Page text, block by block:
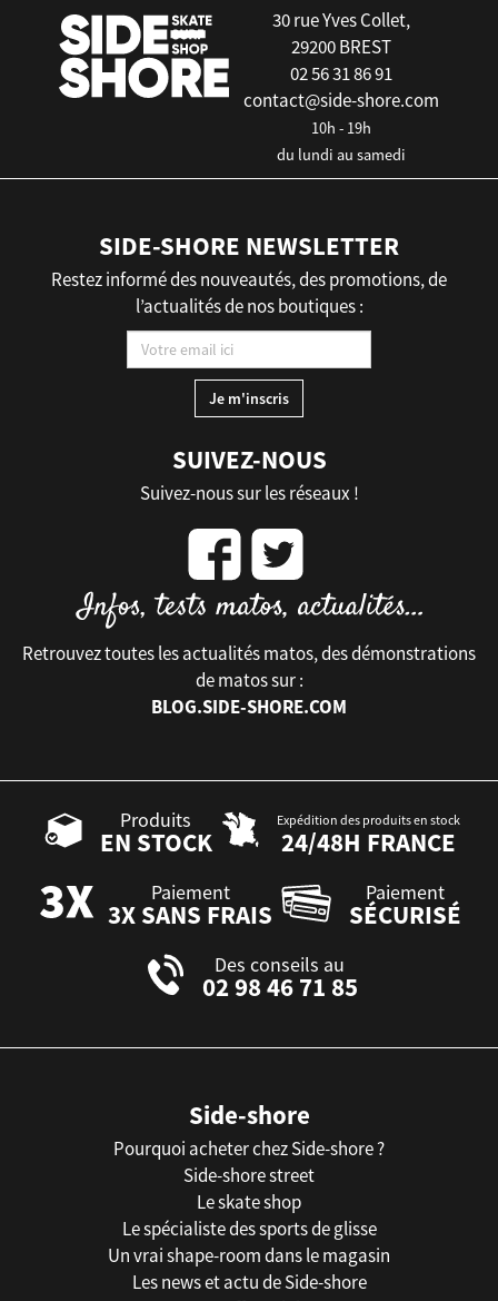
30 rue Yves Collet,
29200 BREST
02 56 31 86 91
contact@side-shore.com
10h - 19h
du lundi au samedi
SIDE-SHORE NEWSLETTER
Restez informé des nouveautés, des promotions, de
l’actualités de nos boutiques :
SUIVEZ-NOUS
Suivez-nous sur les réseaux !
Retrouvez toutes les actualités matos, des démonstrations
de matos sur :
BLOG.SIDE-SHORE.COM
Produits
EN STOCK
Expédition des produits en stock
24/48H FRANCE
Paiement
3X SANS FRAIS
Paiement
SÉCURISÉ
Des conseils au
02 98 46 71 85
Side-shore
Pourquoi acheter chez Side-shore ?
Side-shore street
Le skate shop
Le spécialiste des sports de glisse
Un vrai shape-room dans le magasin
Les news et actu de Side-shore